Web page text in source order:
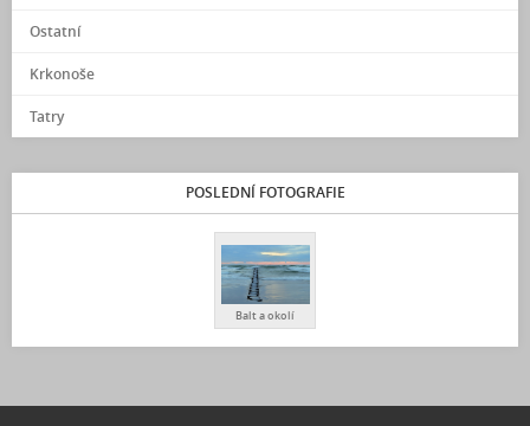
Ostatní
Krkonoše
Tatry
POSLEDNÍ FOTOGRAFIE
Balt a okolí